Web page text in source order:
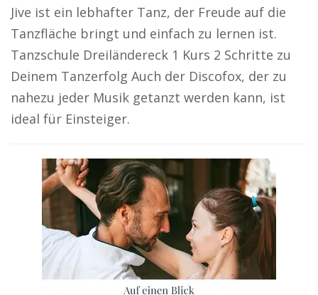
Jive ist ein lebhafter Tanz, der Freude auf die
Tanzfläche bringt und einfach zu lernen ist.
Tanzschule Dreiländereck 1 Kurs 2 Schritte zu
Deinem Tanzerfolg Auch der Discofox, der zu
nahezu jeder Musik getanzt werden kann, ist
ideal für Einsteiger.